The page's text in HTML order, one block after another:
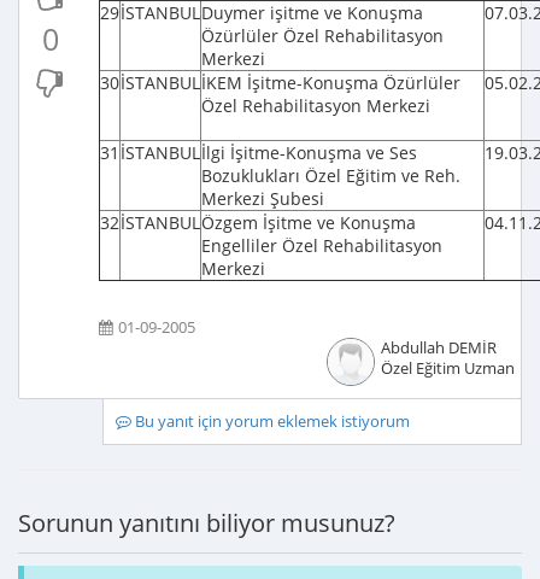
0
29İSTANBULDuymer işitme ve Konuşma
Özürlüler Özel Rehabilitasyon
Merkezi
30İSTANBULİKEM İşitme-Konuşma Özürlüler
Özel Rehabilitasyon Merkezi
31 İSTANBULİlgi İşitme-Konuşma ve Ses
Bozuklukları Özel Eğitim ve Reh.
Merkezi Şubesi
32İSTANBULÖzgem İşitme ve Konuşma
Engelliler Özel Rehabilitasyon
Merkezi
01-09-2005
Abdullah DEMİR
Özel Eğitim Uzmanı
Bu yanıt için yorum eklemek istiyorum
Sorunun yanıtını biliyor musunuz?